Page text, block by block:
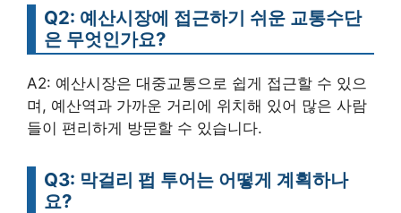
Q2: 예산시장에 접근하기 쉬운 교통수단
은 무엇인가요?
A2: 예산시장은 대중교통으로 쉽게 접근할 수 있으
며, 예산역과 가까운 거리에 위치해 있어 많은 사람
들이 편리하게 방문할 수 있습니다.
Q3: 막걸리 펍 투어는 어떻게 계획하나
요?